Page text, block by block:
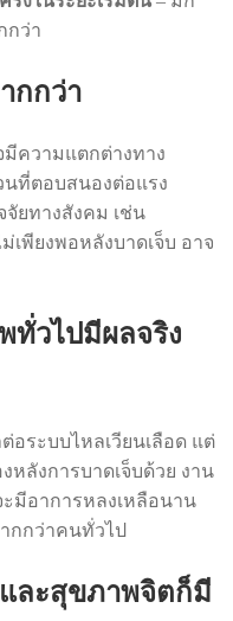
กว่า
กกว่า
ความแตกต่างทาง
นที่ตอบสนองต่อแรง
ยทางสังคม เช่น
พียงพอหลังบาดเจ็บ อาจ
ทั่วไปมีผลจริง
อระบบไหลเวียนเลือด แต่
ลังการบาดเจ็บด้วย งาน
มีอาการหลงเหลือนาน
กกว่าคนทั่วไป
ละสุขภาพจิตก็มี